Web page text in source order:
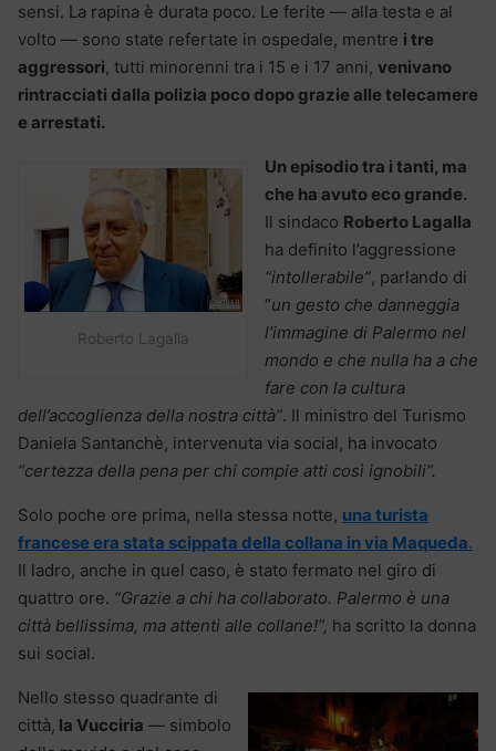
sensi. La rapina è durata poco. Le ferite — alla testa e al
volto — sono state refertate in ospedale, mentre i tre
aggressori, tutti minorenni tra i 15 e i 17 anni, venivano
rintracciati dalla polizia poco dopo grazie alle telecamere
e arrestati.
Roberto Lagalla
Un episodio tra i tanti, ma
che ha avuto eco grande.
Il sindaco Roberto Lagalla
ha definito l’aggressione
“intollerabile”, parlando di
“un gesto che danneggia
l’immagine di Palermo nel
mondo e che nulla ha a che
fare con la cultura
dell’accoglienza della nostra città”. Il ministro del Turismo
Daniela Santanchè, intervenuta via social, ha invocato
“certezza della pena per chi compie atti così ignobili”.
Solo poche ore prima, nella stessa notte, una turista
francese era stata scippata della collana in via Maqueda.
Il ladro, anche in quel caso, è stato fermato nel giro di
quattro ore. “Grazie a chi ha collaborato. Palermo è una
città bellissima, ma attenti alle collane!”, ha scritto la donna
sui social.
Nello stesso quadrante di
città, la Vucciria — simbolo